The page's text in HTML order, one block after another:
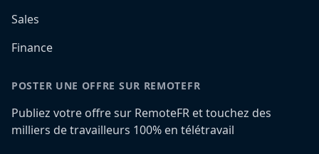
Sales
Finance
POSTER UNE OFFRE SUR REMOTEFR
Publiez votre offre sur RemoteFR et touchez des
milliers de travailleurs 100% en télétravail